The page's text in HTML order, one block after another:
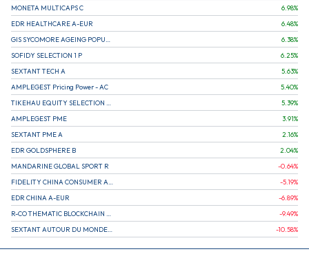
MONETA MULTICAPS C
6.98%
EDR HEALTHCARE A-EUR
6.48%
6.38%
SOFIDY SELECTION 1 P
6.25%
SEXTANT TECH A
5.63%
AMPLEGEST Pricing Power - AC
5.40%
5.39%
AMPLEGEST PME
3.91%
SEXTANT PME A
2.16%
EDR GOLDSPHERE B
2.04%
MANDARINE GLOBAL SPORT R
-0.64%
-5.19%
EDR CHINA A-EUR
-6.89%
-9.49%
-10.58%